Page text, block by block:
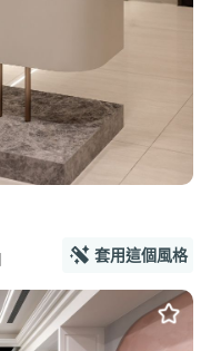
套用這個風格